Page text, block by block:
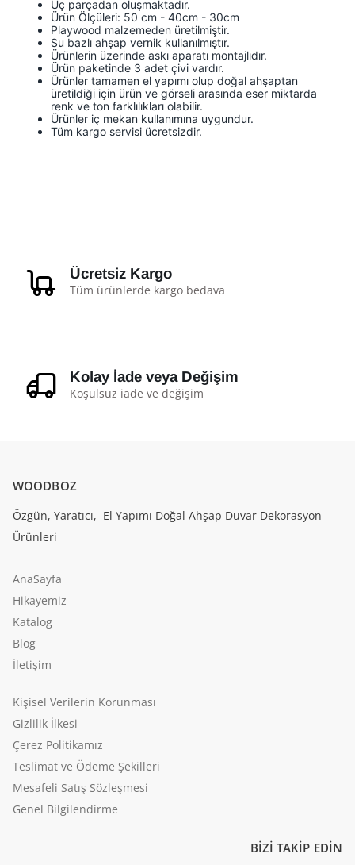
Üç parçadan oluşmaktadır.
Ürün Ölçüleri: 50 cm - 40cm - 30cm
Playwood malzemeden üretilmiştir.
Su bazlı ahşap vernik kullanılmıştır.
Ürünlerin üzerinde askı aparatı montajlıdır.
Ürün paketinde 3 adet çivi vardır.
Ürünler tamamen el yapımı olup doğal ahşaptan
üretildiği için ürün ve görseli arasında eser miktarda
renk ve ton farklılıkları olabilir.
Ürünler iç mekan kullanımına uygundur.
Tüm kargo servisi ücretsizdir.
Ücretsiz Kargo
Tüm ürünlerde kargo bedava
Kolay İade veya Değişim
Koşulsuz iade ve değişim
WOODBOZ
Özgün, Yaratıcı, El Yapımı Doğal Ahşap Duvar Dekorasyon
Ürünleri
AnaSayfa
Hikayemiz
Katalog
Blog
İletişim
Kişisel Verilerin Korunması
Gizlilik İlkesi
Çerez Politikamız
Teslimat ve Ödeme Şekilleri
Mesafeli Satış Sözleşmesi
Genel Bilgilendirme
BİZİ TAKİP EDİN